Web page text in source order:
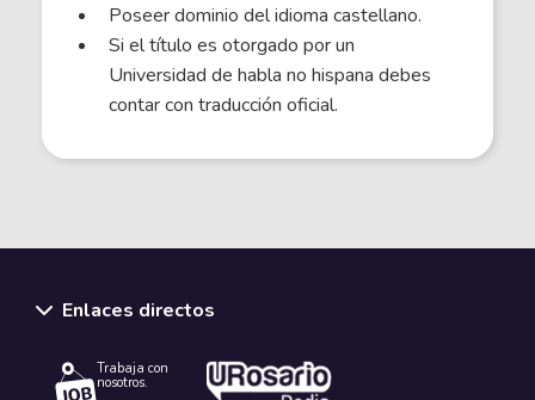
Poseer dominio del idioma castellano.
Si el título es otorgado por un
Universidad de habla no hispana debes
contar con traducción oficial.
Enlaces directos
Trabaja con
nosotros.